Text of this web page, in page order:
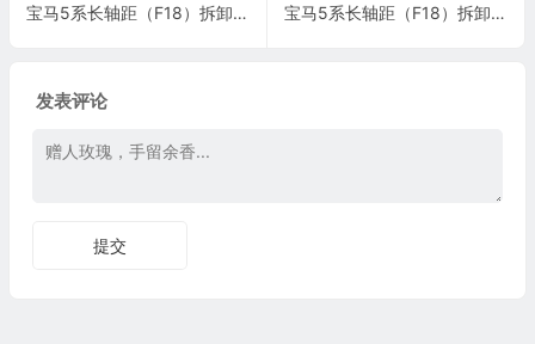
宝马5系长轴距（F18）拆卸和安装或更新左后或者右后螺旋弹簧施工与复检标准
宝马5系长轴距（F18）拆卸和安装或更新左后或者右后螺旋弹簧施工与复检标准
发表评论